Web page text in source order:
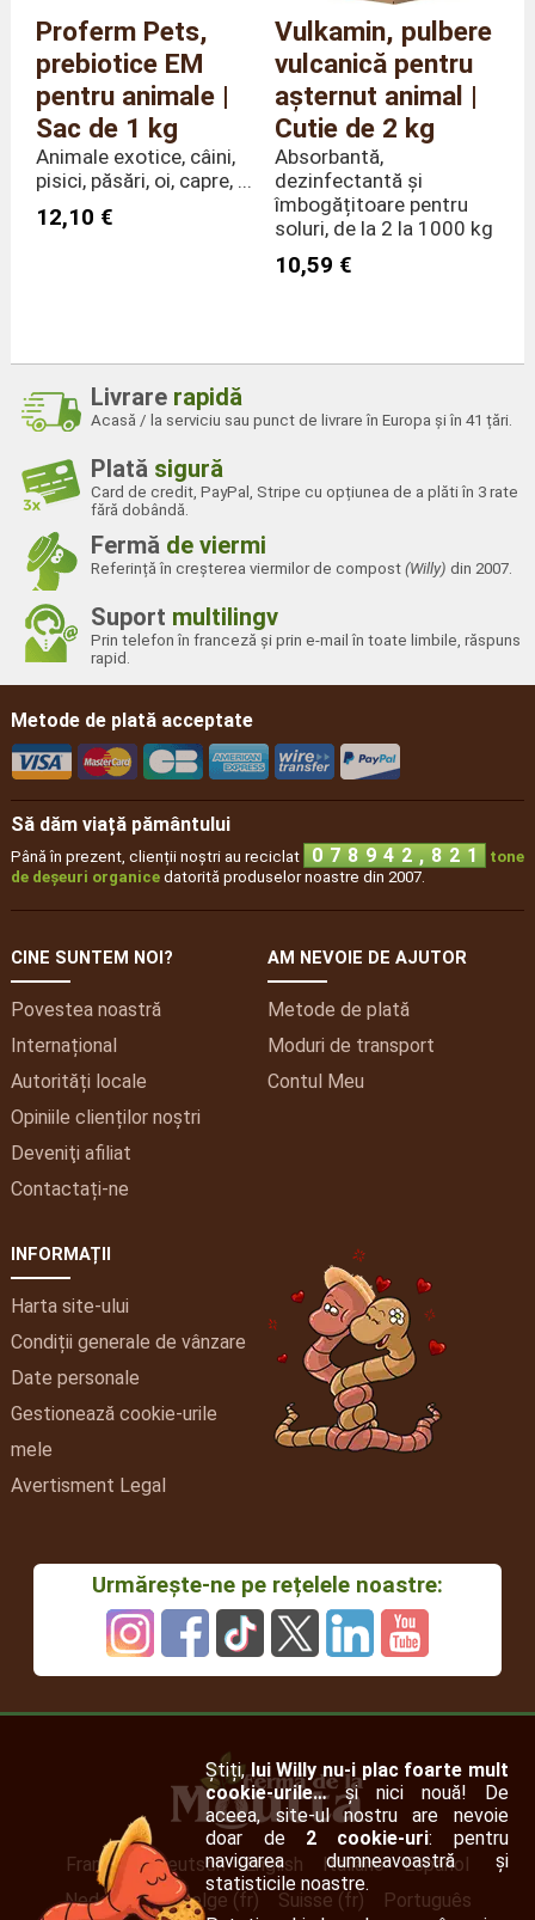
Proferm Pets,
prebiotice EM
pentru animale |
Sac de 1 kg
Animale exotice, câini,
pisici, păsări, oi, capre, ...
12,10 €
Vulkamin, pulbere
vulcanică pentru
așternut animal |
Cutie de 2 kg
Absorbantă,
dezinfectantă și
îmbogățitoare pentru
soluri, de la 2 la 1000 kg
10,59 €
Livrare rapidă
Acasă / la serviciu sau punct de livrare în Europa și în 41 țări.
Plată sigură
Card de credit, PayPal, Stripe cu opțiunea de a plăti în 3 rate
fără dobândă.
Fermă de viermi
Referință în creșterea viermilor de compost(Willy) din 2007.
Suport multilingv
Prin telefon în franceză și prin e-mail în toate limbile, răspuns
rapid.
Metode de plată acceptate
Să dăm viață pământului
Până în prezent, clienții noștri au reciclat 0 7 8 9 4 2 , 8 5 6
tone
de deșeuri organicedatorită produselor noastre din 2007.
CINE SUNTEM NOI?
Povestea noastră
Internațional
Autorități locale
Opiniile clienților noștri
Deveniţi afiliat
Contactați-ne
AM NEVOIE DE AJUTOR
Metode de plată
Moduri de transport
Contul
Meu
INFORMAȚII
Harta site-ului
Condiții generale de vânzare
Date personale
Gestionează cookie-urile
mele
Avertisment Legal
Urmărește-ne pe rețelele noastre:
Français Deutsch English Italiano
Español
Nederlands
Belge (fr) Suisse (fr) Português
Știți,lui Willy nu-i plac foarte mult
cookie-urile…și nici nouă! De
aceea, site-ul nostru are nevoie
doar de 2 cookie-uri: pentru
navigarea dumneavoastră și
statisticile noastre.